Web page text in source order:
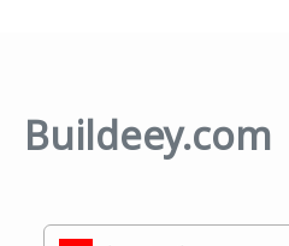
Buildeey.com